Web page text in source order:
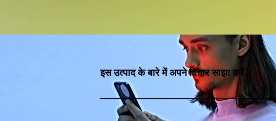
इस उत्पाद के बारे में अपने विचार साझा करें